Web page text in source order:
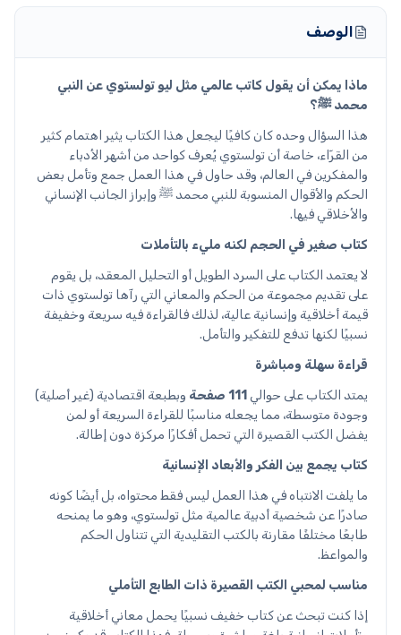
الوصف
ماذا يمكن أن يقول كاتب عالمي مثل ليو تولستوي عن النبي
محمد ﷺ؟
هذا السؤال وحده كان كافيًا ليجعل هذا الكتاب يثير اهتمام كثير
من القرّاء، خاصة أن تولستوي يُعرف كواحد من أشهر الأدباء
والمفكرين في العالم، وقد حاول في هذا العمل جمع وتأمل بعض
الحكم والأقوال المنسوبة للنبي محمد ﷺ وإبراز الجانب الإنساني
والأخلاقي فيها.
كتاب صغير في الحجم لكنه مليء بالتأملات
لا يعتمد الكتاب على السرد الطويل أو التحليل المعقد، بل يقوم
على تقديم مجموعة من الحكم والمعاني التي رآها تولستوي ذات
قيمة أخلاقية وإنسانية عالية، لذلك فالقراءة فيه سريعة وخفيفة
نسبيًا لكنها تدفع للتفكير والتأمل.
قراءة سهلة ومباشرة
يمتد الكتاب على حوالي 111 صفحة
وبطبعة اقتصادية (غير أصلية)
وجودة متوسطة، مما يجعله مناسبًا للقراءة السريعة أو لمن
يفضل الكتب القصيرة التي تحمل أفكارًا مركزة دون إطالة.
كتاب يجمع بين الفكر والأبعاد الإنسانية
ما يلفت الانتباه في هذا العمل ليس فقط محتواه، بل أيضًا كونه
صادرًا عن شخصية أدبية عالمية مثل تولستوي، وهو ما يمنحه
طابعًا مختلفًا مقارنة بالكتب التقليدية التي تتناول الحكم
والمواعظ.
مناسب لمحبي الكتب القصيرة ذات الطابع التأملي
إذا كنت تبحث عن كتاب خفيف نسبيًا يحمل معاني أخلاقية